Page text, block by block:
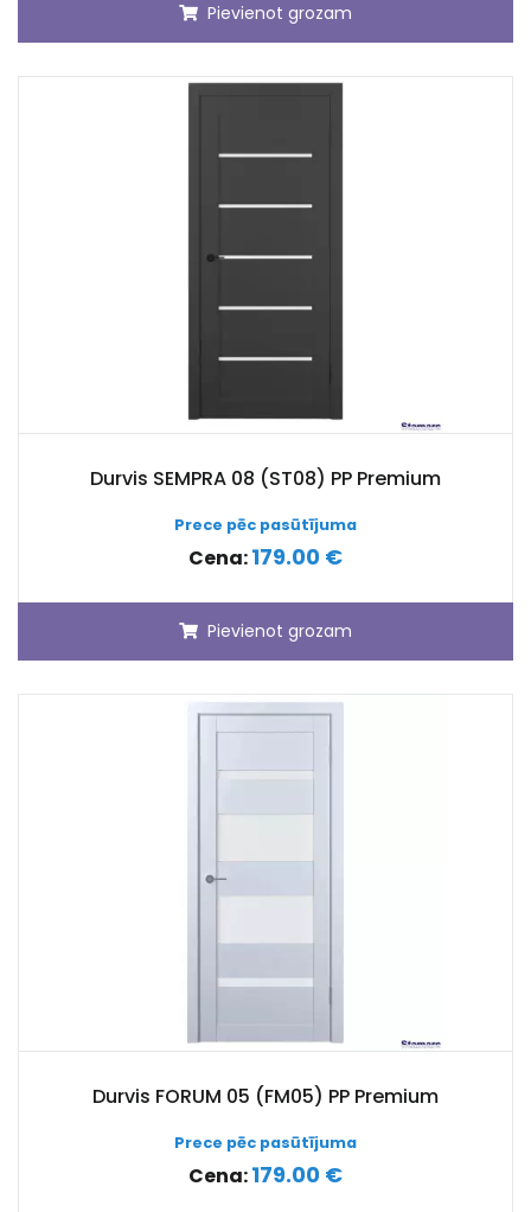
Pievienot grozam
Durvis SEMPRA 08 (ST08) PP Premium
Prece pēc pasūtījuma
Cena:179.00 €
Pievienot grozam
Durvis FORUM 05 (FM05) PP Premium
Prece pēc pasūtījuma
Cena:179.00 €